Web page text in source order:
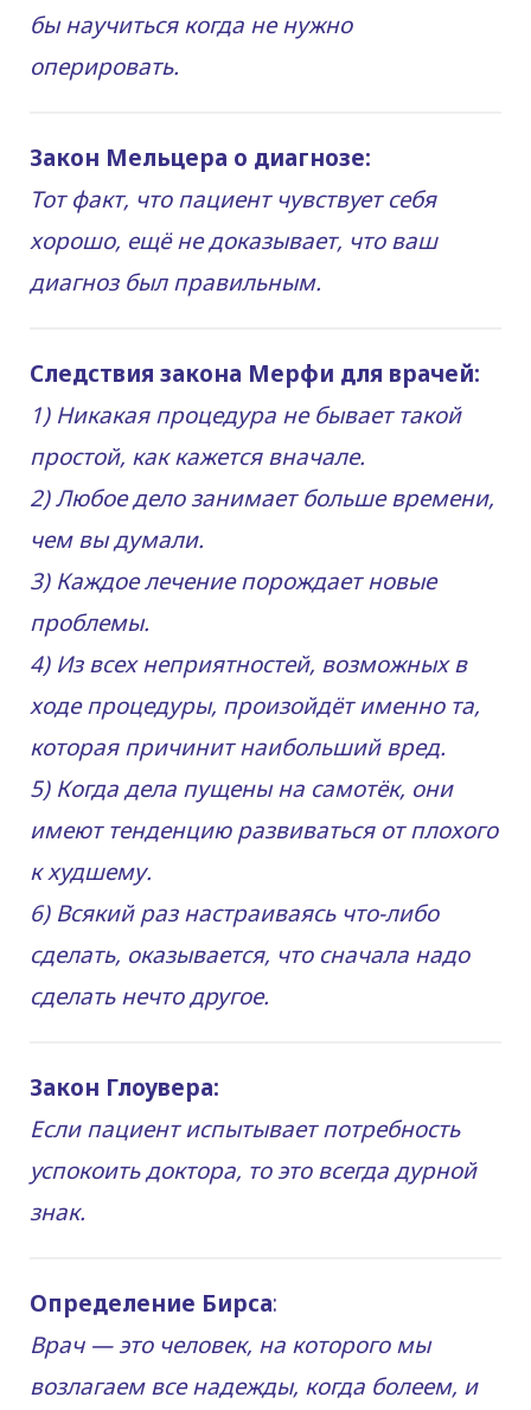
бы научиться когда не нужно
оперировать.
Закон Мельцера о диагнозе:
Тот факт, что пациент чувствует себя
хорошо, ещё не доказывает, что ваш
диагноз был правильным.
Следствия закона Мерфи для врачей:
1) Никакая процедура не бывает такой
простой, как кажется вначале.
2) Любое дело занимает больше времени,
чем вы думали.
3) Каждое лечение порождает новые
проблемы.
4) Из всех неприятностей, возможных в
ходе процедуры, произойдёт именно та,
которая причинит наибольший вред.
5) Когда дела пущены на самотёк, они
имеют тенденцию развиваться от плохого
к худшему.
6) Всякий раз настраиваясь что-либо
сделать, оказывается, что сначала надо
сделать нечто другое.
Закон Глоувера:
Если пациент испытывает потребность
успокоить доктора, то это всегда дурной
знак.
Определение Бирса:
Врач — это человек, на которого мы
возлагаем все надежды, когда болеем, и